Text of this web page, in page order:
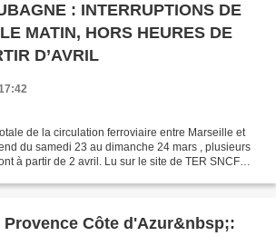
: INTERRUPTIONS DE
MATIN, HORS HEURES DE
D’AVRIL
de la circulation ferroviaire entre Marseille et
du samedi 23 au dimanche 24 mars , plusieurs
à partir de 2 avril. Lu sur le site de TER SNCF
Côte d'Azur&nbsp;: